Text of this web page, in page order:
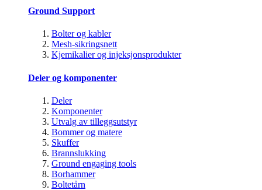
Ground Support
Bolter og kabler
Mesh-sikringsnett
Kjemikalier og injeksjonsprodukter
Deler og komponenter
Deler
Komponenter
Utvalg av tilleggsutstyr
Bommer og matere
Skuffer
Brannslukking
Ground engaging tools
Borhammer
Boltetårn